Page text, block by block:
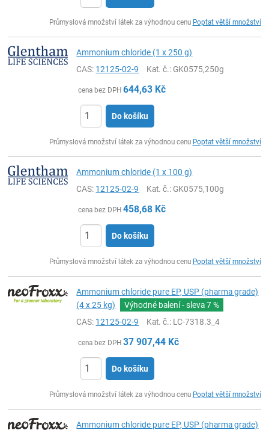
Průmyslová množství látek za výhodnou cenu Poptat větší množství
Ammonium chloride (1 x 250 g)
CAS: 12125-02-9 Kat. č.: GK0575,250g
cena bez DPH 644,63 Kč
Do košíku
Průmyslová množství látek za výhodnou cenu Poptat větší množství
Ammonium chloride (1 x 100 g)
CAS: 12125-02-9 Kat. č.: GK0575,100g
cena bez DPH 458,68 Kč
Do košíku
Průmyslová množství látek za výhodnou cenu Poptat větší množství
Ammonium chloride pure EP, USP (pharma grade)
(4 x 25 kg)
Výhodné balení - sleva7 %
CAS: 12125-02-9 Kat. č.: LC-7318.3_4
cena bez DPH 37 907,44 Kč
Do košíku
Průmyslová množství látek za výhodnou cenu Poptat větší množství
Ammonium chloride pure EP, USP (pharma grade)